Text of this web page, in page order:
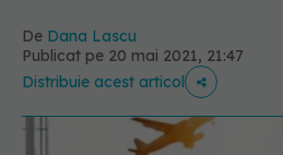
De Dana Lascu
Publicat pe 20 mai 2021, 21:47
Distribuie acest articol